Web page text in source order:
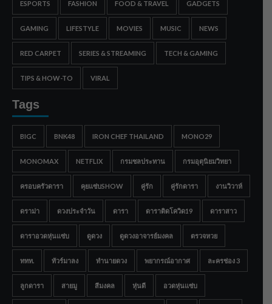
ESPORTS FASHION FOOD & TRAVEL GADGETS
GAMING LIFESTYLE MOVIES MUSIC NEWS
RED CARPET SERIES & STREAMING TECH & GAMING
TIPS & HOW-TO VIRAL
Tags
BIGC BNK48 IRON CHEF THAILAND MONO29
MONOMAX NETFLIX กรมชลประทาน กรมอุตุนิยมวิทยา
ครอบครัวดารา คุยแซ่บSHOW คู่รัก คู่รักดารา งานวิวาห์
ดราม่า ดวงประจำวัน ดารา ดาราติดโควิด19 ดาราสาว
ดาราอวดหุ่นแซ่บ ดูดวง ดูดวงอาจารย์มงคล ตรวจหวย
ททท. ทัวร์มาลง ทำนายดวง พยากรณ์อากาศ ละครช่อง 3
ลูกดารา สายมู สีมงคล หุ่นดี อวดหุ่นแซ่บ